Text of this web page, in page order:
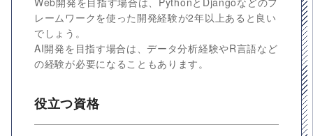
レームワークを使った開発経験が2年以上あると良い
でしょう。
AI開発を目指す場合は、データ分析経験やR言語など
の経験が必要になることもあります。
役立つ資格